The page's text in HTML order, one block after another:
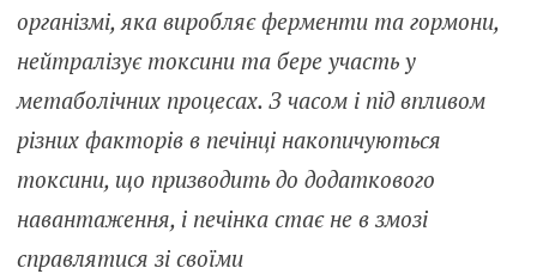
організмі, яка виробляє ферменти та гормони,
нейтралізує токсини та бере участь у
метаболічних процесах. З часом і під впливом
різних факторів в печінці накопичуються
токсини, що призводить до додаткового
навантаження, і печінка стає не в змозі
справлятися зі своїми